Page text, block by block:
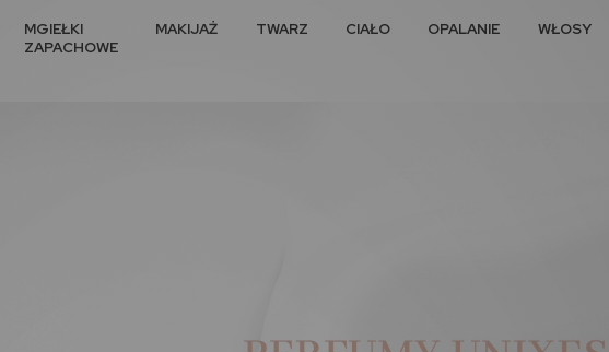
MGIEŁKI
ZAPACHOWE
MAKIJAŻ TWARZ CIAŁO OPALANIE WŁOSY